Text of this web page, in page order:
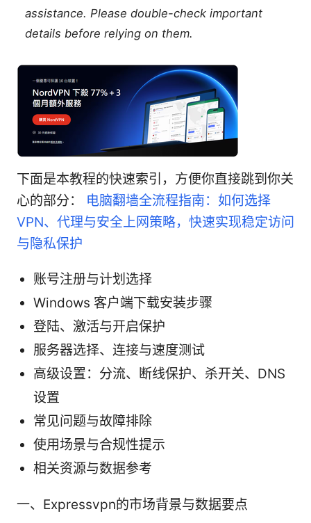
assistance. Please double-check important
details before relying on them.
下面是本教程的快速索引，方便你直接跳到你关
心的部分： 电脑翻墙全流程指南：如何选择
VPN、代理与安全上网策略，快速实现稳定访问
与隐私保护
账号注册与计划选择
Windows 客户端下载安装步骤
登陆、激活与开启保护
服务器选择、连接与速度测试
高级设置：分流、断线保护、杀开关、DNS
设置
常见问题与故障排除
使用场景与合规性提示
相关资源与数据参考
一、Expressvpn的市场背景与数据要点